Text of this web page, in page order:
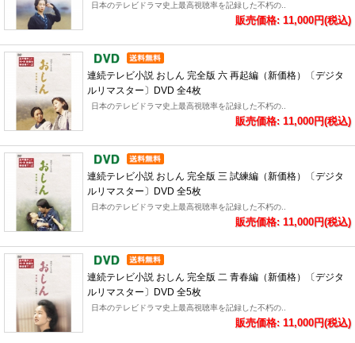
日本のテレビドラマ史上最高視聴率を記録した不朽の..
販売価格: 11,000円(税込)
連続テレビ小説 おしん 完全版 六 再起編（新価格）〔デジタ
ルリマスター〕DVD 全4枚
日本のテレビドラマ史上最高視聴率を記録した不朽の..
販売価格: 11,000円(税込)
連続テレビ小説 おしん 完全版 三 試練編（新価格）〔デジタ
ルリマスター〕DVD 全5枚
日本のテレビドラマ史上最高視聴率を記録した不朽の..
販売価格: 11,000円(税込)
連続テレビ小説 おしん 完全版 二 青春編（新価格）〔デジタ
ルリマスター〕DVD 全5枚
日本のテレビドラマ史上最高視聴率を記録した不朽の..
販売価格: 11,000円(税込)